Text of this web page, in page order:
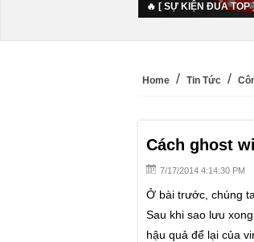
🔥 [ SỰ KIỆN ĐUA TOP
Home Tin Tức
Cách ghost
7/17/2014 4:14:30 PM
Ở bài trước, chúng
Sau khi sao lưu
hậu quả để lại của